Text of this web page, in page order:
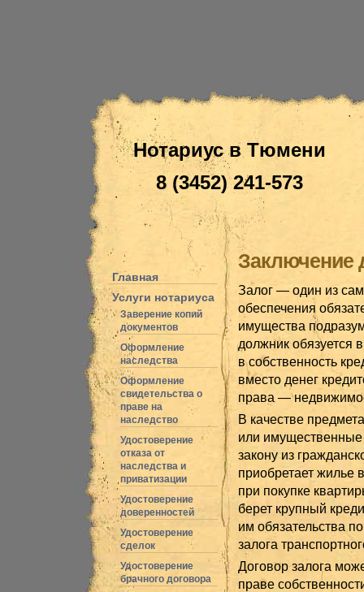
Нотариус в Тюмени
8 (3452) 241-573
Заключение
Залог — один из
обеспечения
имущества
должник обязуется
в собственность
вместо денег
права —
В качестве
или
закону из
приобретает жилье
при покупке
берет крупный
им обязательства
залога
Договор залога
праве
Главная
Услуги нотариуса
Заверение копий
документов
Оформление
наследства
Оформление
свидетельства о
праве на
наследство
Удостоверение
отказа от
наследства и
приватизации
Удостоверение
доверенностей
Удостоверение
сделок
Удостоверение
брачного договора